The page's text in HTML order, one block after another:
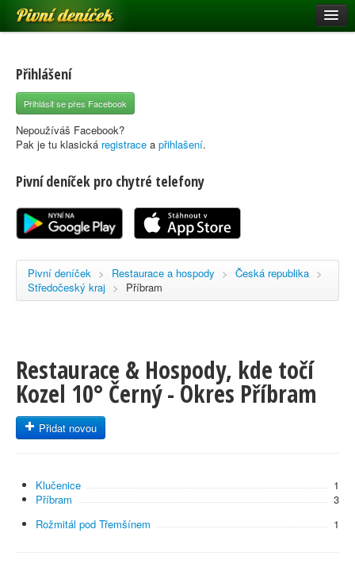
Pivní deníček
Pivní mapa
Pivní značky
Nápověda
Registrace
Přihlášení
Přihlásit se přes Facebook
Nepoužíváš Facebook?
Pak je tu klasická registrace a přihlašení.
Pivní deníček pro chytré telefony
Pivní deníček > Restaurace a hospody > Česká republika >
Středočeský kraj > Příbram
Restaurace & Hospody, kde točí
Kozel 10° Černý - Okres Příbram
Přidat novou
Klučenice
1
Příbram
3
Rožmitál pod Třemšínem
1